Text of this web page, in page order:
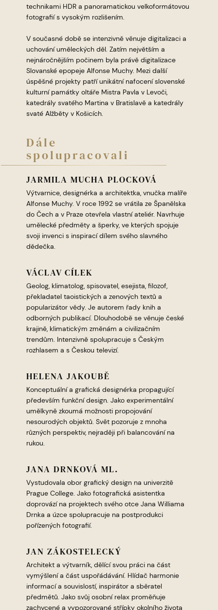
technikami HDR a panoramatickou velkoformátovou
fotografií s vysokým rozlišením.
V současné době se intenzivně věnuje digitalizaci a
uchování uměleckých děl. Zatím největším a
nejnáročnějším počinem byla právě digitalizace
Slovanské epopeje Alfonse Muchy. Mezi další
úspěšné projekty patří unikátní nafocení slovenské
kulturní památky oltáře Mistra Pavla v Levoči,
katedrály svatého Martina v Bratislavě a katedrály
svaté Alžběty v Košicích.
Dále
spolupracovali
JARMILA MUCHA PLOCKOVÁ
Výtvarnice, designérka a architektka, vnučka malíře
Alfonse Muchy. V roce 1992 se vrátila ze Španělska
do Čech a v Praze otevřela vlastní ateliér. Navrhuje
umělecké předměty a šperky, ve kterých spojuje
svoji invenci s inspirací dílem svého slavného
dědečka.
VÁCLAV CÍLEK
Geolog, klimatolog, spisovatel, esejista, filozof,
překladatel taoistických a zenových textů a
popularizátor vědy. Je autorem řady knih a
odborných publikací. Dlouhodobě se věnuje české
krajině, klimatickým změnám a civilizačním
trendům. Intenzivně spolupracuje s Českým
rozhlasem a s Českou televizí.
HELENA JAKOUBĚ
Konceptuální a grafická designérka propagující
především funkční design. Jako experimentální
umělkyně zkoumá možnosti propojování
nesourodých objektů. Svět pozoruje z mnoha
různých perspektiv, nejraději při balancování na
rukou.
JANA DRNKOVÁ ML.
Vystudovala obor grafický design na univerzitě
Prague College. Jako fotografická asistentka
doprovází na projektech svého otce Jana Williama
Drnka a úzce spolupracuje na postprodukci
pořízených fotografií.
JAN ZÁKOSTELECKÝ
Architekt a výtvarník, dělící svou práci na část
vymýšlení a část uspořádávání. Hlídač harmonie
informací a souvislostí, inspirátor a sběratel
předmětů. Jako svůj osobní relax proměňuje
zachycené a vypozorované střípky okolního života